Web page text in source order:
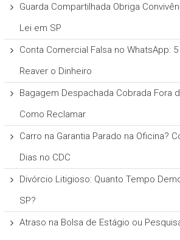
Guarda Compartilhada Obriga
Lei em SP
Conta Comercial Falsa no WhatsApp:
Reaver o Dinheiro
Bagagem Despachada Cobrada Fora
Como Reclamar
Carro na Garantia Parado na Oficina?
Dias no CDC
Divórcio Litigioso: Quanto Tempo
SP?
Atraso na Bolsa de Estágio ou